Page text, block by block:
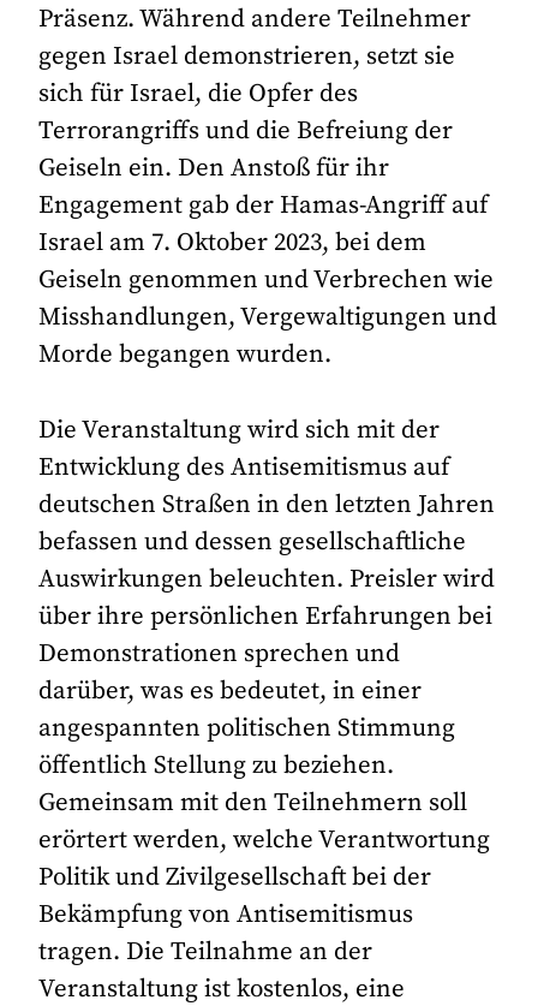
Präsenz. Während andere Teilnehmer
gegen Israel demonstrieren, setzt sie
sich für Israel, die Opfer des
Terrorangriffs und die Befreiung der
Geiseln ein. Den Anstoß für ihr
Engagement gab der Hamas-Angriff auf
Israel am 7. Oktober 2023, bei dem
Geiseln genommen und Verbrechen wie
Misshandlungen, Vergewaltigungen und
Morde begangen wurden.
Die Veranstaltung wird sich mit der
Entwicklung des Antisemitismus auf
deutschen Straßen in den letzten Jahren
befassen und dessen gesellschaftliche
Auswirkungen beleuchten. Preisler wird
über ihre persönlichen Erfahrungen bei
Demonstrationen sprechen und
darüber, was es bedeutet, in einer
angespannten politischen Stimmung
öffentlich Stellung zu beziehen.
Gemeinsam mit den Teilnehmern soll
erörtert werden, welche Verantwortung
Politik und Zivilgesellschaft bei der
Bekämpfung von Antisemitismus
tragen. Die Teilnahme an der
Veranstaltung ist kostenlos, eine